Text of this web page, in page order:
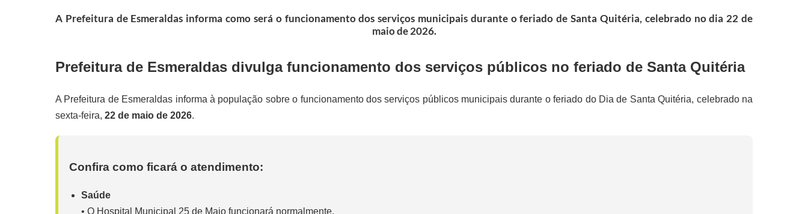
A Prefeitura de Esmeraldas informa como será o funcionamento dos serviços municipais durante o feriado de Santa Quitéria, celebrado no dia 22 de
maio de 2026.
Prefeitura de Esmeraldas divulga funcionamento dos serviços públicos no feriado de Santa Quitéria
A Prefeitura de Esmeraldas informa à população sobre o funcionamento dos serviços públicos municipais durante o feriado do Dia de Santa Quitéria, celebrado na
sexta-feira, 22 de maio de 2026.
Confira como ficará o atendimento:
Saúde
• O Hospital Municipal 25 de Maio funcionará normalmente.